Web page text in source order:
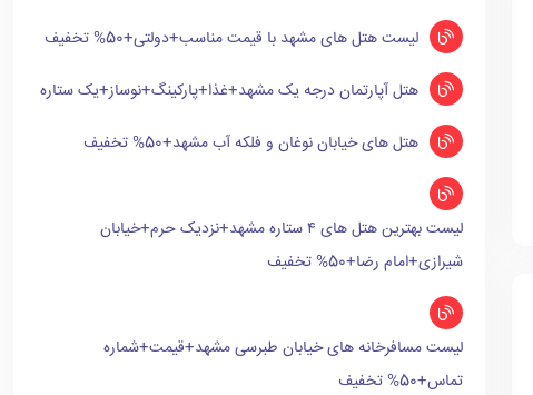
لیست هتل های مشهد با قیمت مناسب+دولتی+50% تخفیف
هتل آپارتمان درجه یک مشهد+غذا+پارکینگ+نوساز+یک ستاره
هتل های خیابان نوغان و فلکه آب مشهد+50% تخفیف
لیست بهترین هتل های ۴ ستاره مشهد+نزدیک حرم+خیابان
شیرازی+امام رضا+50% تخفیف
لیست مسافرخانه های خیابان طبرسی مشهد+قیمت+شماره
تماس+50% تخفیف